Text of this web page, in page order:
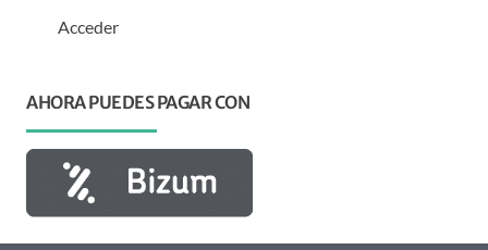
Acceder
AHORA PUEDES PAGAR CON